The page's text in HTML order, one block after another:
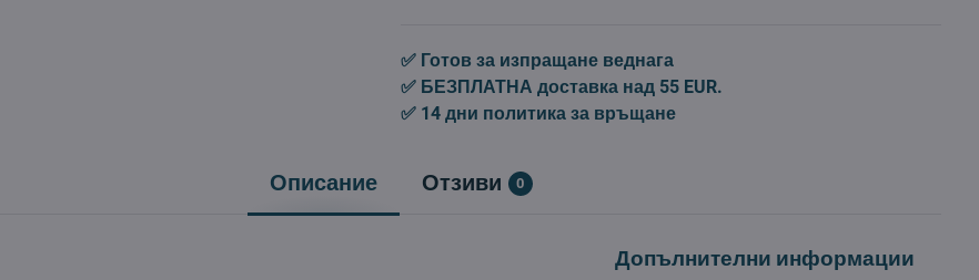
✅ Готов за изпращане веднага
✅ БЕЗПЛАТНА доставка над 55 EUR.
✅ 14 дни политика за връщане
Описание Отзиви 0
Допълнителни информации